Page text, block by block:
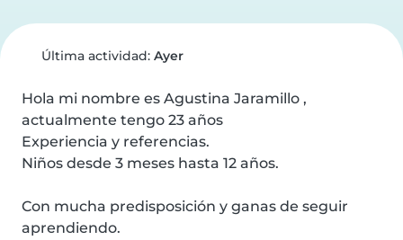
Última actividad: Ayer
Hola mi nombre es Agustina Jaramillo ,
actualmente tengo 23 años
Experiencia y referencias.
Niños desde 3 meses hasta 12 años.
Con mucha predisposición y ganas de seguir
aprendiendo.